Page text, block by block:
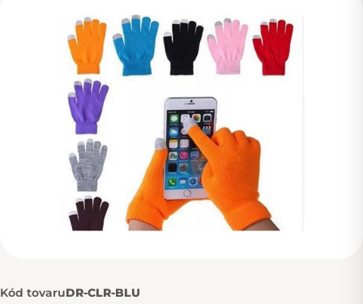
Kód tovaruDR-CLR-BLU